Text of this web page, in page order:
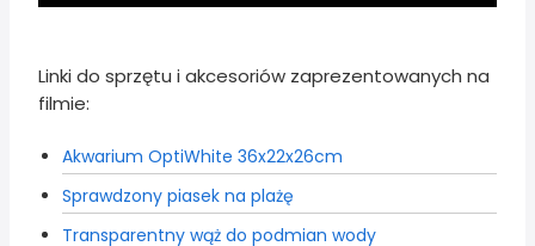
Linki do sprzętu i akcesoriów zaprezentowanych na
filmie:
Akwarium OptiWhite 36x22x26cm
Sprawdzony piasek na plażę
Transparentny wąż do podmian wody